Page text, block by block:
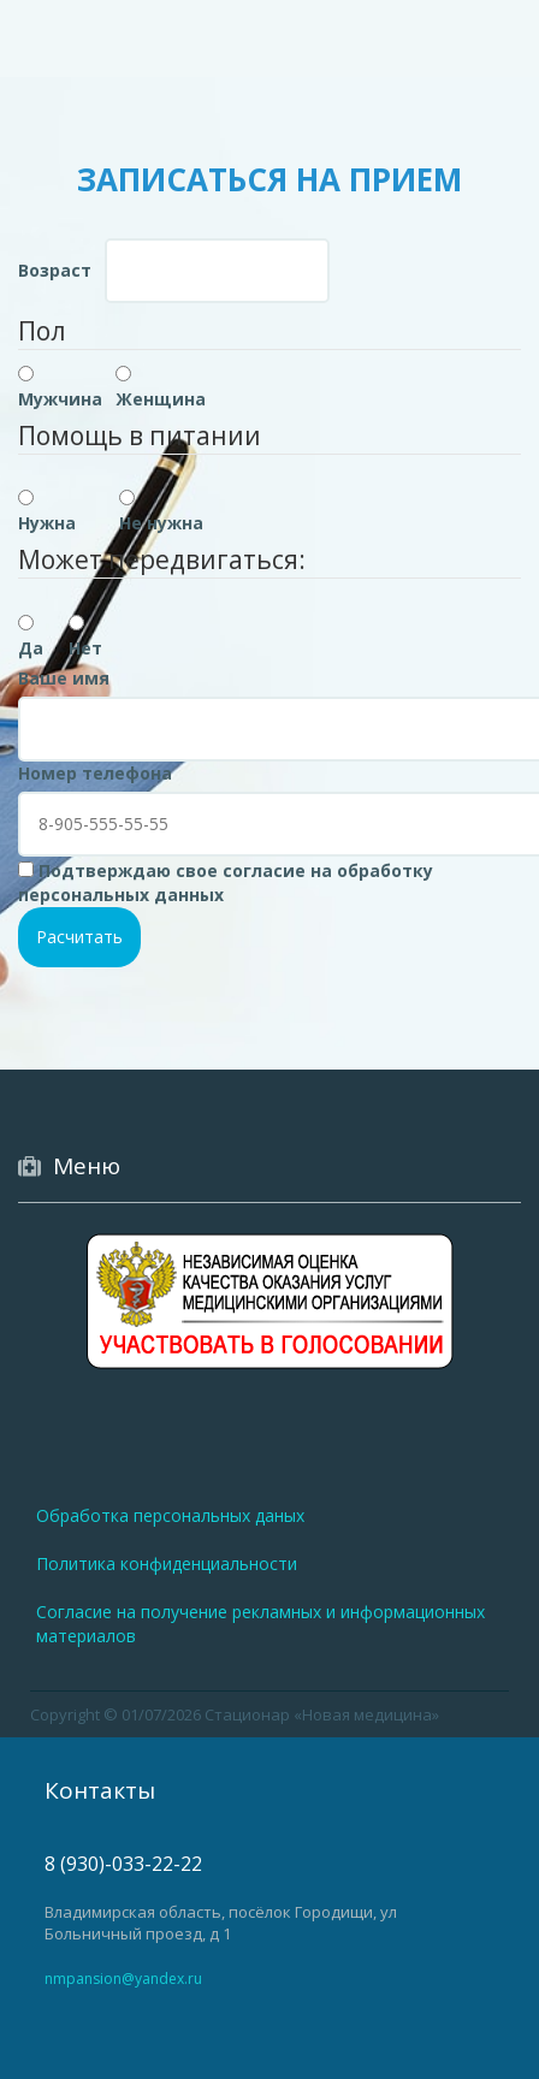
ЗАПИСАТЬСЯ НА ПРИЕМ
Возраст
Пол
Мужчина Женщина
Помощь в питании
Нужна Не нужна
Может передвигаться:
Да
Нет
Ваше имя
Номер телефона
Подтверждаю свое согласие на обработку
персональных данных
Меню
Меню
колонтитула
Обработка персональных даных
Политика конфиденциальности
Согласие на получение рекламных и информационных
материалов
Copyright © 01/07/2026 Стационар «Новая медицина»
Контакты
8 (930)-033-22-22
Владимирская область, посёлок Городищи, ул
Больничный проезд, д 1
nmpansion@yandex.ru